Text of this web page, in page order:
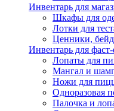
Инвентарь для
Шкафы для
Лотки для
Ценники,
Инвентарь для
Лопаты для
Мангал и
Ножи для
Одноразовая
Палочка и